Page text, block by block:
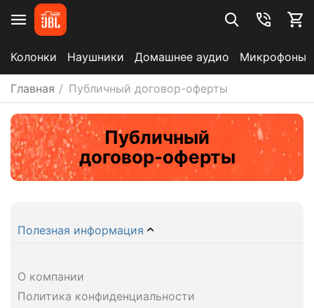
Колонки Наушники Домашнее аудио Микрофоны
Главная / Публичный договор-оферты
Публичный
договор-оферты
Полезная информация
О компании
Политика конфиденциальности